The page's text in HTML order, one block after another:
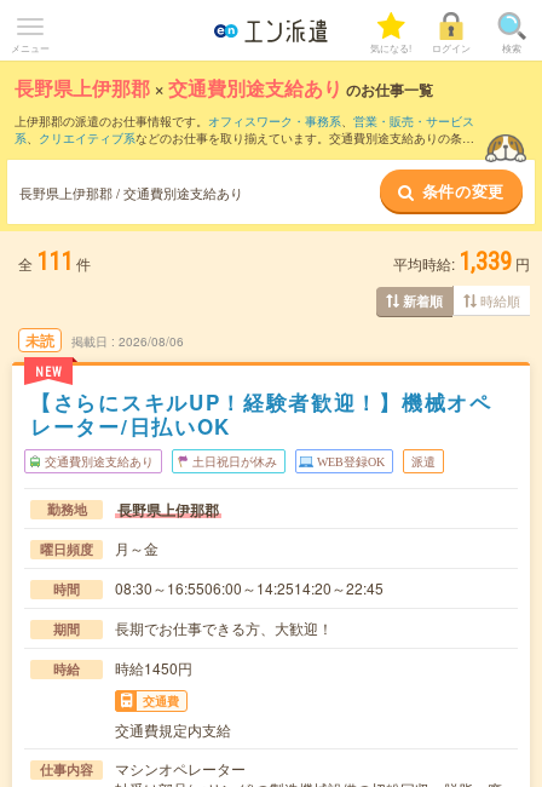
メニュー 気になる! ログイン 検索
長野県上伊那郡 ×交通費別途支給あり のお仕事一覧
上伊那郡の派遣のお仕事情報です。 オフィスワーク・事務系、 営業・販売・サービス
系、 クリエイティブ系などのお仕事を取り揃えています。交通費別途支給ありの条件
長野県上伊那郡 / 交通費別途支給あり 条件の変更
全 111 件 平均時給: 1,339 円
新着順 時給順
未読
NEW
掲載日 2026/08/06
【さらにスキルUP！経験者歓迎！】機械オペ
レーター/日払いOK
交通費別途支給あり 土日祝日が休み WEB登録OK 派遣
勤務地 長野県上伊那郡
曜日頻度 月～金
時間 08:30～16:5506:00～14:2514:20～22:45
期間 長期でお仕事できる方、大歓迎！
時給 時給1450円
交通費
交通費規定内支給
仕事内容
マシンオペレーター